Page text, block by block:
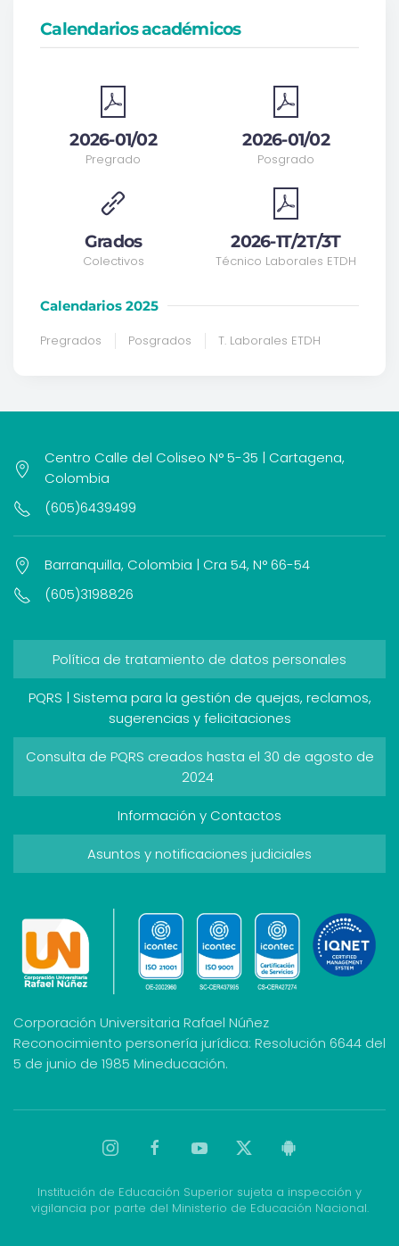
Calendarios académicos
2026-01/02
Pregrado
Grados
Colectivos
2026-01/02
Posgrado
2026-1T/2T/3T
Técnico Laborales ETDH
Calendarios 2025
Pregrados Posgrados T. Laborales ETDH
Centro Calle del Coliseo N° 5-35 | Cartagena,
Colombia
(605)6439499
Barranquilla, Colombia | Cra 54, N° 66-54
(605)3198826
Política de tratamiento de datos personales
PQRS | Sistema para la gestión de quejas, reclamos,
sugerencias y felicitaciones
Consulta de PQRS creados hasta el 30 de agosto de
2024
Información y Contactos
Asuntos y notificaciones judiciales
Corporación Universitaria Rafael Núñez
Reconocimiento personería jurídica: Resolución 6644 del
5 de junio de 1985 Mineducación.
Institución de Educación Superior sujeta a inspección y
vigilancia por parte del Ministerio de Educación Nacional.